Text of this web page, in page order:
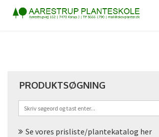
PRODUKTSØGNING
Se vores prisliste/plantekatalog her